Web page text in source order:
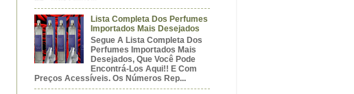
Lista Completa Dos Perfumes
Importados Mais Desejados
Segue A Lista Completa Dos
Perfumes Importados Mais
Desejados, Que Você Pode
Encontrá-Los Aqui!! E Com
Preços Acessíveis. Os Números Rep...